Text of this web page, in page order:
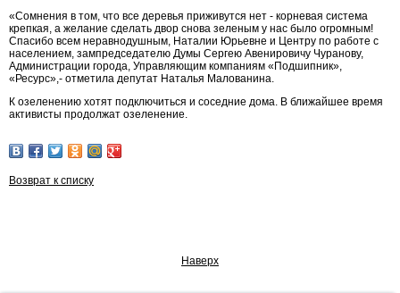
«Сомнения в том, что все деревья приживутся нет - корневая система
крепкая, а желание сделать двор снова зеленым у нас было огромным!
Спасибо всем неравнодушным, Наталии Юрьевне и Центру по работе с
населением, зампредседателю Думы Сергею Авенировичу Чуранову,
Администрации города, Управляющим компаниям «Подшипник»,
«Ресурс»,- отметила депутат Наталья Малованина.
К озеленению хотят подключиться и соседние дома. В ближайшее время
активисты продолжат озеленение.
Возврат к списку
Наверх